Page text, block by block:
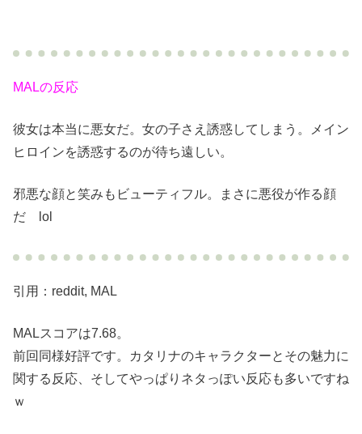
MALの反応
彼女は本当に悪女だ。女の子さえ誘惑してしまう。メイン
ヒロインを誘惑するのが待ち遠しい。
邪悪な顔と笑みもビューティフル。まさに悪役が作る顔
だ lol
引用：reddit, MAL
MALスコアは7.68。
前回同様好評です。カタリナのキャラクターとその魅力に
関する反応、そしてやっぱりネタっぽい反応も多いですね
ｗ